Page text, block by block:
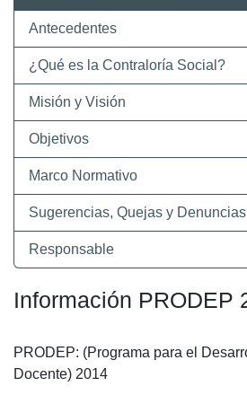
Antecedentes
¿Qué es la Contraloría Social?
Misión y Visión
Objetivos
Marco Normativo
Sugerencias, Quejas y Denuncias
Responsable
Información PRODEP
PRODEP: (Programa para el
Docente) 2014